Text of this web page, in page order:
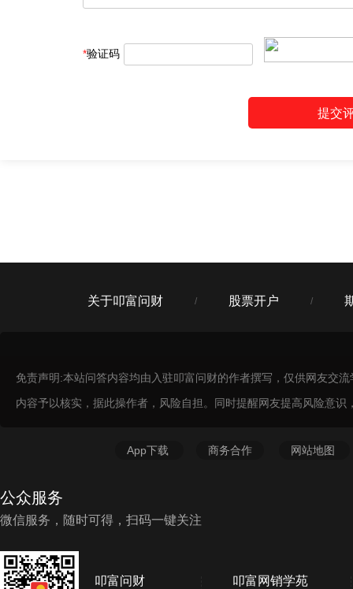
*验证码
关于叩富问财 / 股票开户 /
免责声明:本站问答内容均由入驻叩富问财的作者撰写，仅供网友交
内容予以核实，据此操作者，风险自担。同时提醒网友提高风险意
App下载 商务合作 网站地图
公众服务
微信服务，随时可得，扫码一键关注
叩富问财 叩富网销学苑